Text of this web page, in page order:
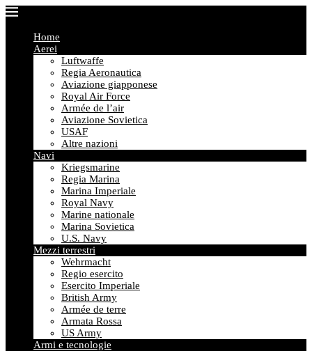
Home
Aerei
Luftwaffe
Regia Aeronautica
Aviazione giapponese
Royal Air Force
Armée de l’air
Aviazione Sovietica
USAF
Altre nazioni
Navi
Kriegsmarine
Regia Marina
Marina Imperiale
Royal Navy
Marine nationale
Marina Sovietica
U.S. Navy
Mezzi terrestri
Wehrmacht
Regio esercito
Esercito Imperiale
British Army
Armée de terre
Armata Rossa
US Army
Armi e tecnologie